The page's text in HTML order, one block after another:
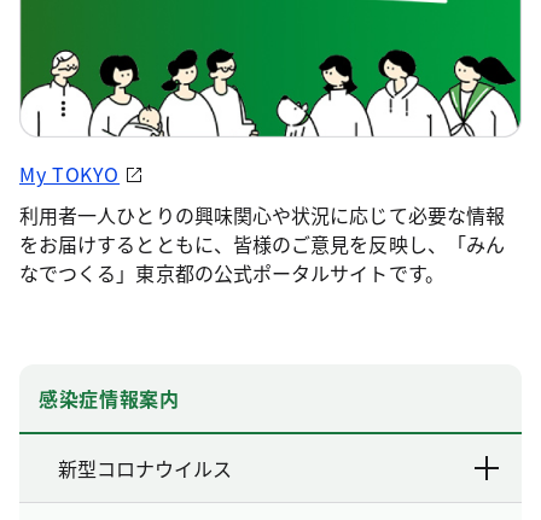
My TOKYO
利用者一人ひとりの興味関心や状況に応じて必要な情報
をお届けするとともに、皆様のご意見を反映し、「みん
なでつくる」東京都の公式ポータルサイトです。
感染症情報案内
新型コロナウイルス